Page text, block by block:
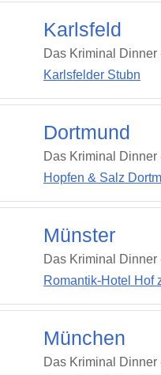
Karlsfeld
Das Kriminal
Karlsfelder Stubn
Dortmund
Das Kriminal
Hopfen & Salz
Münster
Das Kriminal
Romantik-Hotel Hof
München
Das Kriminal